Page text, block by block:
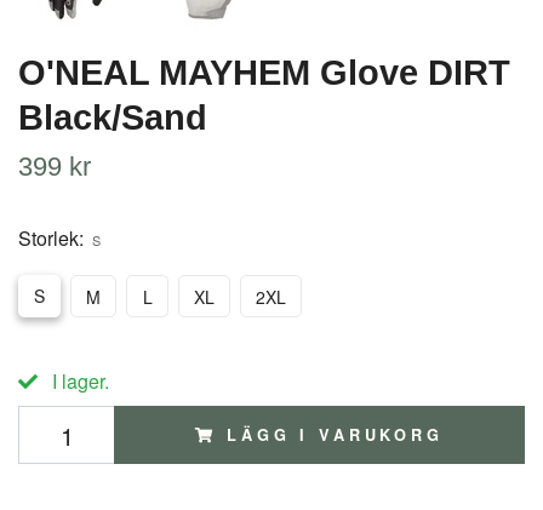
O'NEAL MAYHEM Glove DIRT
Black/Sand
399 kr
Storlek: S
S M L XL 2XL
I lager.
LÄGG I VARUKORG